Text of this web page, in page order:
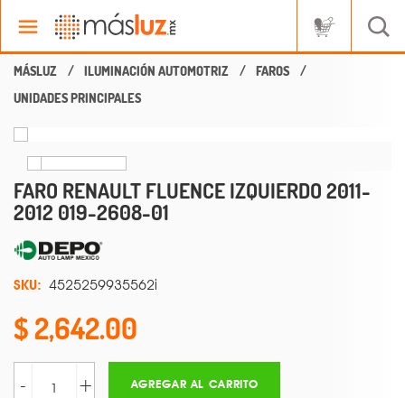
ILUMINACIÓN AUTOMOTRIZ
FAROS
UNIDADES PRINCIPALES
FARO RENAULT FLUENCE IZQUIERDO 2011-
2012 019-2608-01
SKU: 4525259935562i
2,642.00
- + AGREGAR AL CARRITO